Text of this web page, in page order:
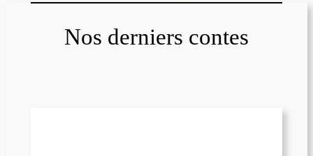
Nos derniers contes